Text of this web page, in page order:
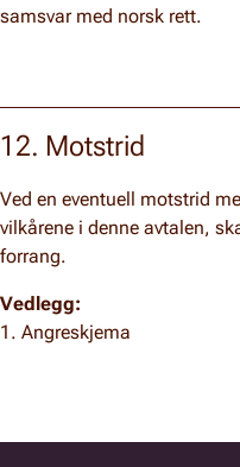
samsvar med norsk rett.
12. Motstrid
Ved en eventuell motstrid
vilkårene i denne avtalen,
forrang.
Vedlegg:
1. Angreskjema